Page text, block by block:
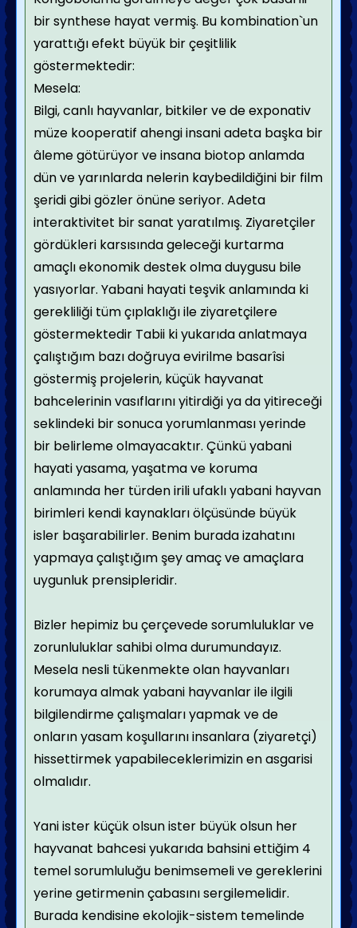
bir synthese hayat vermiş. Bu kombination`un
yarattığı efekt büyük bir çeşitlilik
göstermektedir:
Mesela:
Bilgi, canlı hayvanlar, bitkiler ve de exponativ
müze kooperatif ahengi insani adeta başka bir
âleme götürüyor ve insana biotop anlamda
dün ve yarınlarda nelerin kaybedildiğini bir film
şeridi gibi gözler önüne seriyor. Adeta
interaktivitet bir sanat yaratılmış. Ziyaretçiler
gördükleri karsısında geleceği kurtarma
amaçlı ekonomik destek olma duygusu bile
yasıyorlar. Yabani hayati teşvik anlamında ki
gerekliliği tüm çıplaklığı ile ziyaretçilere
göstermektedir Tabii ki yukarıda anlatmaya
çalıştığım bazı doğruya evirilme basarîsi
göstermiş projelerin, küçük hayvanat
bahcelerinin vasıflarını yitirdiği ya da yitireceği
seklindeki bir sonuca yorumlanması yerinde
bir belirleme olmayacaktır. Çünkü yabani
hayati yasama, yaşatma ve koruma
anlamında her türden irili ufaklı yabani hayvan
birimleri kendi kaynakları ölçüsünde büyük
isler başarabilirler. Benim burada izahatını
yapmaya çalıştığım şey amaç ve amaçlara
uygunluk prensipleridir.
Bizler hepimiz bu çerçevede sorumluluklar ve
zorunluluklar sahibi olma durumundayız.
Mesela nesli tükenmekte olan hayvanları
korumaya almak yabani hayvanlar ile ilgili
bilgilendirme çalışmaları yapmak ve de
onların yasam koşullarını insanlara (ziyaretçi)
hissettirmek yapabileceklerimizin en asgarisi
olmalıdır.
Yani ister küçük olsun ister büyük olsun her
hayvanat bahcesi yukarıda bahsini ettiğim 4
temel sorumluluğu benimsemeli ve gereklerini
yerine getirmenin çabasını sergilemelidir.
Burada kendisine ekolojik-sistem temelinde